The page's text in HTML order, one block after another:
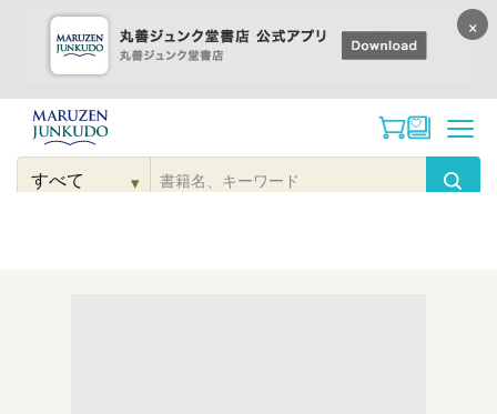
コンテンツに
進む
検
▾
×